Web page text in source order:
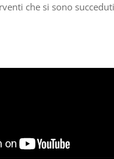
che si sono